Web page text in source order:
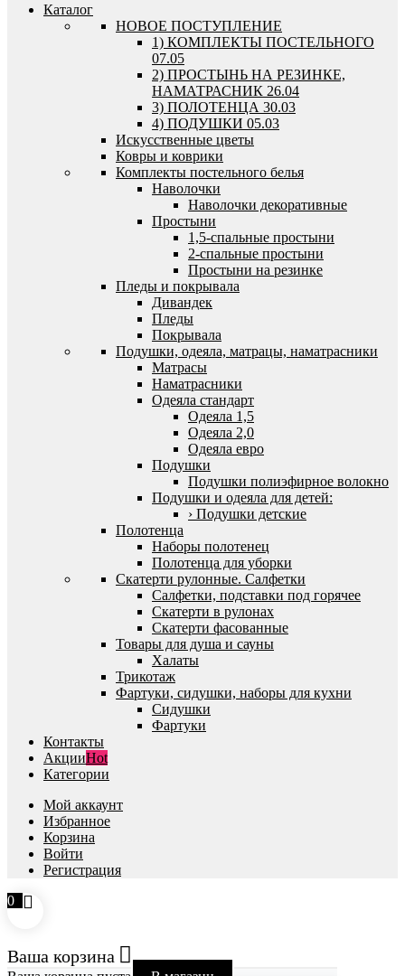
Каталог
HОВОЕ ПОСТУПЛЕНИЕ
1) КОМПЛЕКТЫ ПОСТЕЛЬНОГО
07.05
2) ПРОСТЫНЬ НА РЕЗИНКЕ,
НАМАТРАСНИК 26.04
3) ПОЛОТЕНЦА 30.03
4) ПОДУШКИ 05.03
Искусственные цветы
Ковры и коврики
Комплекты постельного белья
Наволочки
Наволочки декоративные
Простыни
1,5-спальные простыни
2-спальные простыни
Простыни на резинке
Пледы и покрывала
Дивандек
Пледы
Покрывала
Подушки, одеяла, матрацы, наматрасники
Матрасы
Наматрасники
Одеяла стандарт
Одеяла 1,5
Одеяла 2,0
Одеяла евро
Подушки
Подушки полиэфирное волокно
Подушки и одеяла для детей:
› Подушки детские
Полотенца
Наборы полотенец
Полотенца для уборки
Скатерти рулонные. Салфетки
Салфетки, подставки под горячее
Скатерти в рулонах
Скатерти фасованные
Товары для душа и сауны
Халаты
Трикотаж
Фартуки, сидушки, наборы для кухни
Сидушки
Фартуки
Контакты
АкцииHot
Категории
Мой аккаунт
Избранное
Корзина
Войти
Регистрация
0
Ваша корзина